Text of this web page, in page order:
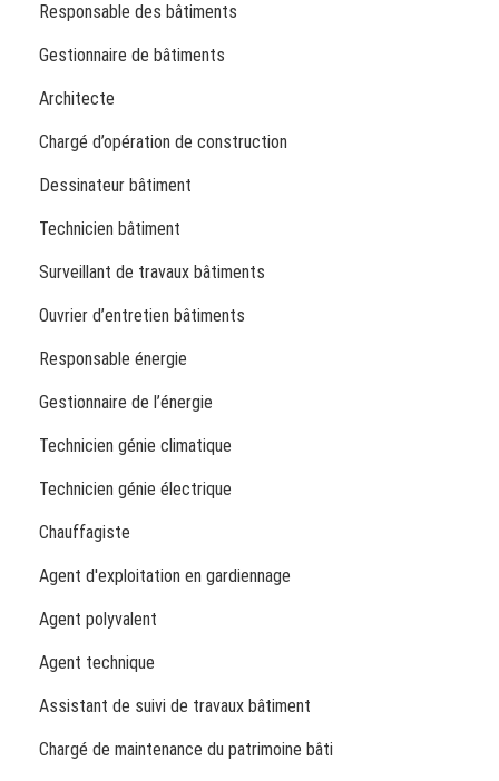
Responsable des bâtiments
Gestionnaire de bâtiments
Architecte
Chargé d’opération de construction
Dessinateur bâtiment
Technicien bâtiment
Surveillant de travaux bâtiments
Ouvrier d’entretien bâtiments
Responsable énergie
Gestionnaire de l’énergie
Technicien génie climatique
Technicien génie électrique
Chauffagiste
Agent d'exploitation en gardiennage
Agent polyvalent
Agent technique
Assistant de suivi de travaux bâtiment
Chargé de maintenance du patrimoine bâti